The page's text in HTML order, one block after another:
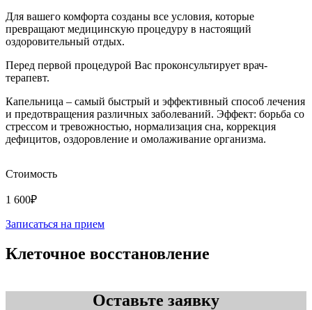
Для вашего комфорта созданы все условия, которые
превращают медицинскую процедуру в настоящий
оздоровительный отдых.
Перед первой процедурой Вас проконсультирует врач-
терапевт.
Капельница – самый быстрый и эффективный способ лечения
и предотвращения различных заболеваний. Эффект: борьба со
стрессом и тревожностью, нормализация сна, коррекция
дефицитов, оздоровление и омолаживание организма.
Стоимость
1 600₽
Записаться на прием
Клеточное восстановление
Оставьте заявку